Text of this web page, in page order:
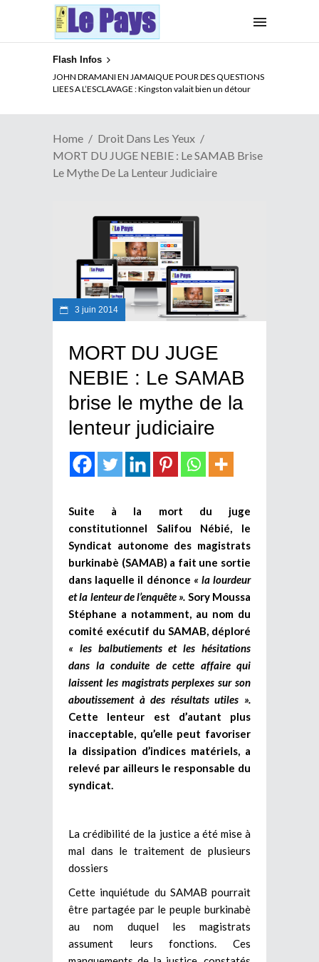
Flash Infos
JOHN DRAMANI EN JAMAIQUE POUR DES QUESTIONS
LIEES A L’ESCLAVAGE : Kingston valait bien un détour
ELECTION DE TALON A LA TETE DU SENAT BENINOIS :
Quand Patrice quitte le pouvoir sans partir !
Home
Droit Dans Les Yeux
MORT DU JUGE NEBIE : Le SAMAB Brise
Le Mythe De La Lenteur Judiciaire
3 juin 2014
MORT DU JUGE
NEBIE : Le SAMAB
brise le mythe de la
lenteur judiciaire
Suite à la mort du juge
constitutionnel Salifou Nébié, le
Syndicat autonome des magistrats
burkinabè (SAMAB) a fait une sortie
dans laquelle il dénonce « la lourdeur
et la lenteur de l’enquête ». Sory Moussa
Stéphane a notamment, au nom du
comité exécutif du SAMAB, déploré
« les balbutiements et les hésitations
dans la conduite de cette affaire qui
laissent les magistrats perplexes sur son
aboutissement à des résultats utiles ».
Cette lenteur est d’autant plus
inacceptable, qu’elle peut favoriser
la dissipation d’indices matériels, a
relevé par ailleurs le responsable du
syndicat.
La crédibilité de la justice a été mise à
mal dans le traitement de plusieurs
dossiers
Cette inquiétude du SAMAB pourrait
être partagée par le peuple burkinabè
au nom duquel les magistrats
assument leurs fonctions. Ces